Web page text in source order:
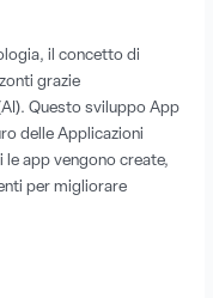
il concetto di
grazie
Questo sviluppo App
delle Applicazioni
app vengono create,
per migliorare